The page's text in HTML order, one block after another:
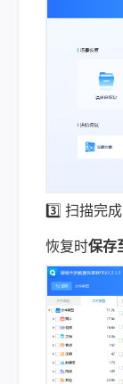
3️⃣ 扫描完
恢复时保存